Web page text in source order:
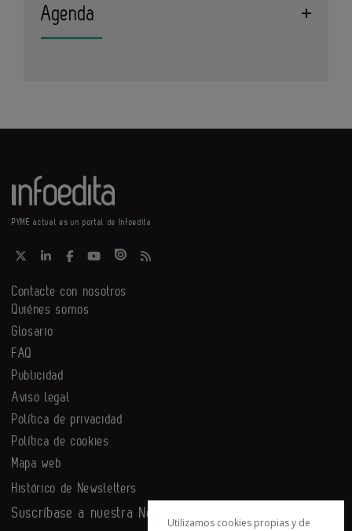
Agenda
PYME actual es un portal de Infoedita
Contacte con nosotros
Quiénes somos
Glosario
FAQ
Publicidad
Aviso legal
Política de privacidad
Política de cookies
Mapa web
Histórico de Newsletters
Suscríbase a nuestra Newsletter
Utilizamos cookies propias y de